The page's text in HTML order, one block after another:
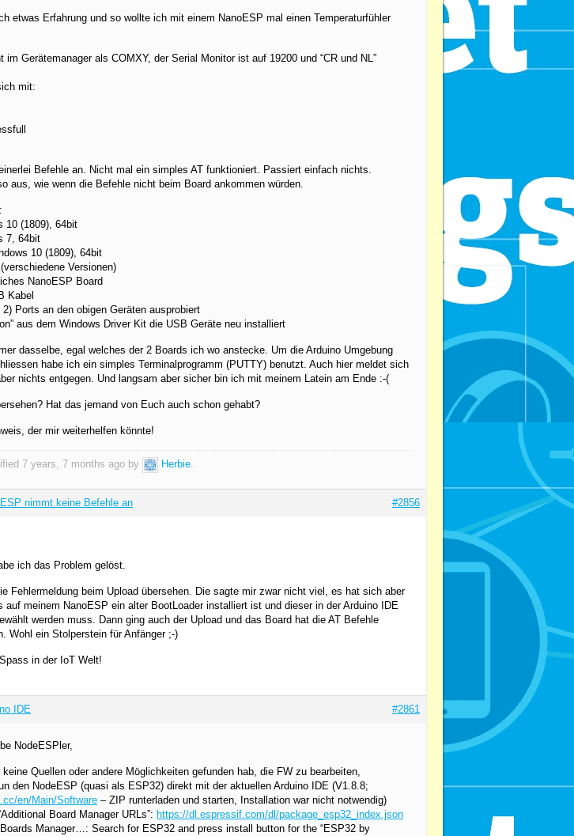
etwas Erfahrung und so wollte ich mit einem NanoESP mal einen Temperaturfühler
im Gerätemanager als COMXY, der Serial Monitor ist auf 19200 und “CR und NL”
mit:
Befehle an. Nicht mal ein simples AT funktioniert. Passiert einfach nichts.
aus, wie wenn die Befehle nicht beim Board ankommen würden.
10 (1809), 64bit
7, 64bit
10 (1809), 64bit
Versionen)
NanoESP Board
Kabel
Ports an den obigen Geräten ausprobiert
aus dem Windows Driver Kit die USB Geräte neu installiert
dasselbe, egal welches der 2 Boards ich wo anstecke. Um die Arduino Umgebung
habe ich ein simples Terminalprogramm (PUTTY) benutzt. Auch hier meldet sich
nichts entgegen. Und langsam aber sicher bin ich mit meinem Latein am Ende :-(
Hat das jemand von Euch auch schon gehabt?
der mir weiterhelfen könnte!
7 years, 7 months ago by Herbie.
nimmt keine Befehle an #2856
ich das Problem gelöst.
Fehlermeldung beim Upload übersehen. Die sagte mir zwar nicht viel, es hat sich aber
auf meinem NanoESP ein alter BootLoader installiert ist und dieser in der Arduino IDE
werden muss. Dann ging auch der Upload und das Board hat die AT Befehle
Wohl ein Stolperstein für Anfänger ;-)
in der IoT Welt!
IDE #2861
NodeESPler,
Quellen oder andere Möglichkeiten gefunden hab, die FW zu bearbeiten,
den NodeESP (quasi als ESP32) direkt mit der aktuellen Arduino IDE (V1.8.8;
en/Main/Software – ZIP runterladen und starten, Installation war nicht notwendig)
Board Manager URLs”: https://dl.espressif.com/dl/package_esp32_index.json
Manager…: Search for ESP32 and press install button for the “ESP32 by